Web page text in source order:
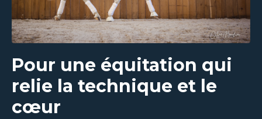
Pour une équitation qui
relie la technique et le
cœur